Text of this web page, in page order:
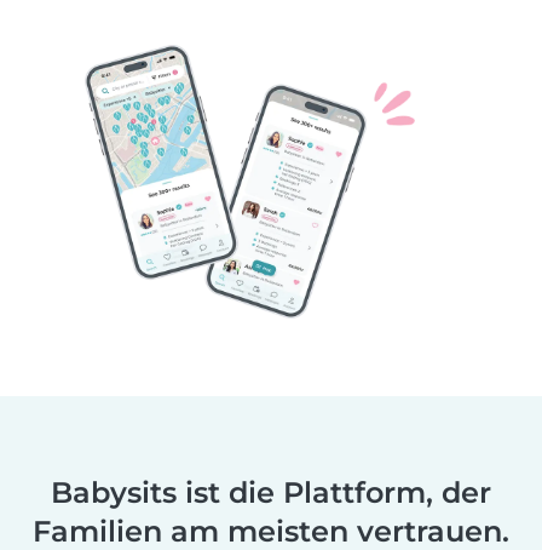
Babysits ist die Plattform, der
Familien am meisten vertrauen.